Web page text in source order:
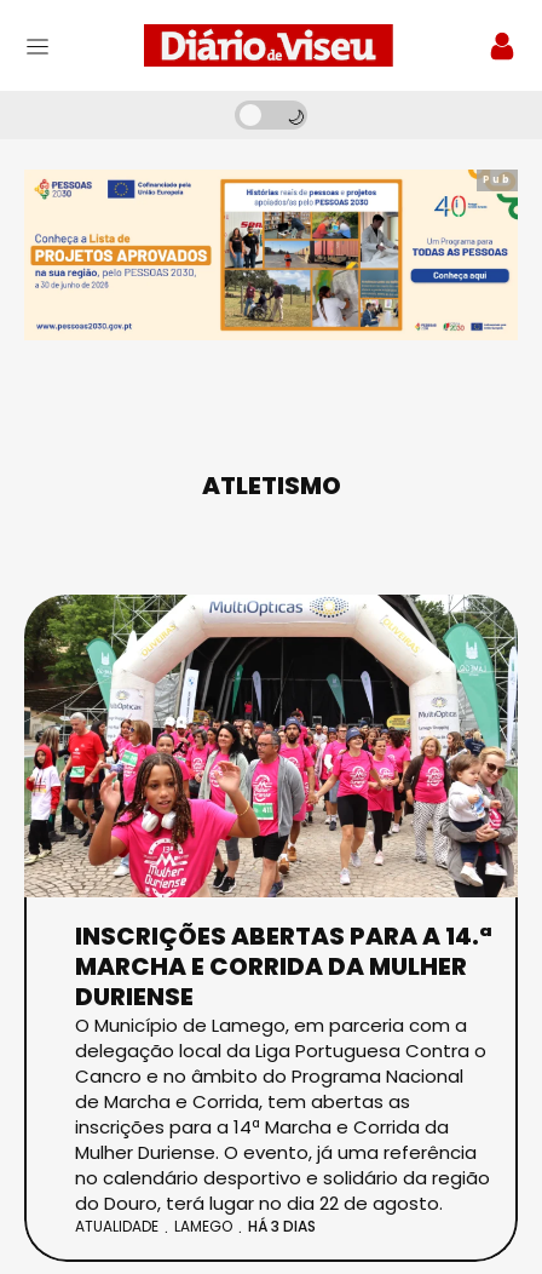
Pub
ATLETISMO
INSCRIÇÕES ABERTAS PARA A 14.ª
MARCHA E CORRIDA DA MULHER
DURIENSE
O Município de Lamego, em parceria com a
delegação local da Liga Portuguesa Contra o
Cancro e no âmbito do Programa Nacional
de Marcha e Corrida, tem abertas as
inscrições para a 14ª Marcha e Corrida da
Mulher Duriense. O evento, já uma referência
no calendário desportivo e solidário da região
do Douro, terá lugar no dia 22 de agosto.
ATUALIDADE LAMEGO HÁ 3 DIAS